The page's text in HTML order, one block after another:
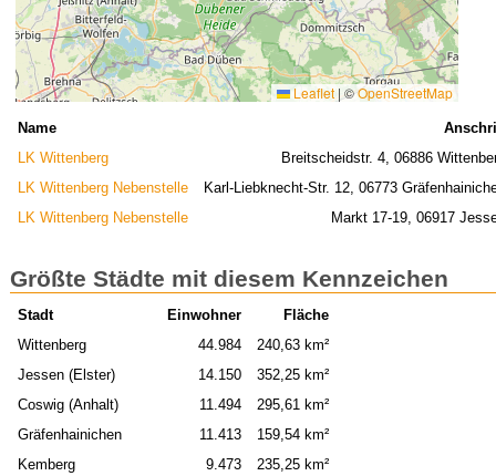
Leaflet | ©OpenStreetMap
Name
LK Wittenberg
Breitscheidstr. 4, 06886
LK Wittenberg Nebenstelle
Karl-Liebknecht-Str. 12, 06773
LK Wittenberg Nebenstelle
Markt 17-19, 06917
Größte Städte mit diesem Kennzeichen
Stadt Einwohner
Fläche
Wittenberg
44.984
240,63 km²
Jessen (Elster)
14.150
352,25 km²
Coswig (Anhalt)
11.494
295,61 km²
Gräfenhainichen
11.413
159,54 km²
Kemberg
9.473
235,25 km²